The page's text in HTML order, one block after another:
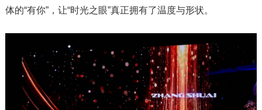
体的“有你”，让“时光之眼”真正拥有了温度与形状。